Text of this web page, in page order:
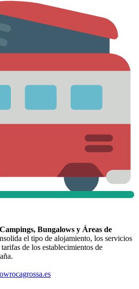
Bungalows y Áreas de
el tipo de alojamiento, los servicios
de los establecimientos de